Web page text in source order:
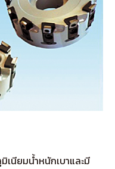
เนียมน้ำหนักเบาและมี